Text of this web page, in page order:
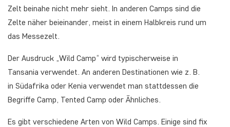
Zelt beinahe nicht mehr sieht. In anderen Camps sind die
Zelte näher beieinander, meist in einem Halbkreis rund um
das Messezelt.
Der Ausdruck „Wild Camp“ wird typischerweise in
Tansania verwendet. An anderen Destinationen wie z. B.
in Südafrika oder Kenia verwendet man stattdessen die
Begriffe Camp, Tented Camp oder Ähnliches.
Es gibt verschiedene Arten von Wild Camps. Einige sind fix